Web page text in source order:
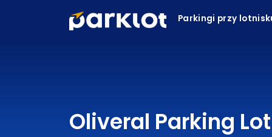
Parkingi przy
Oliveral Parking